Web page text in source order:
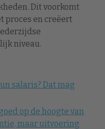
Dit voorkomt
proces en creëert
niveau.
salaris? Dat mag
op de hoogte van
maar uitvoering